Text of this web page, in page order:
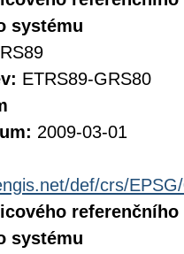
systému
ETRS89-GRS80
2009-03-01
def/crs/
referenčního
systému